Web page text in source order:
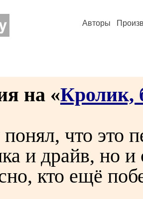
Авторы
на «Кролик,
что это
и драйв, но
кто ещё